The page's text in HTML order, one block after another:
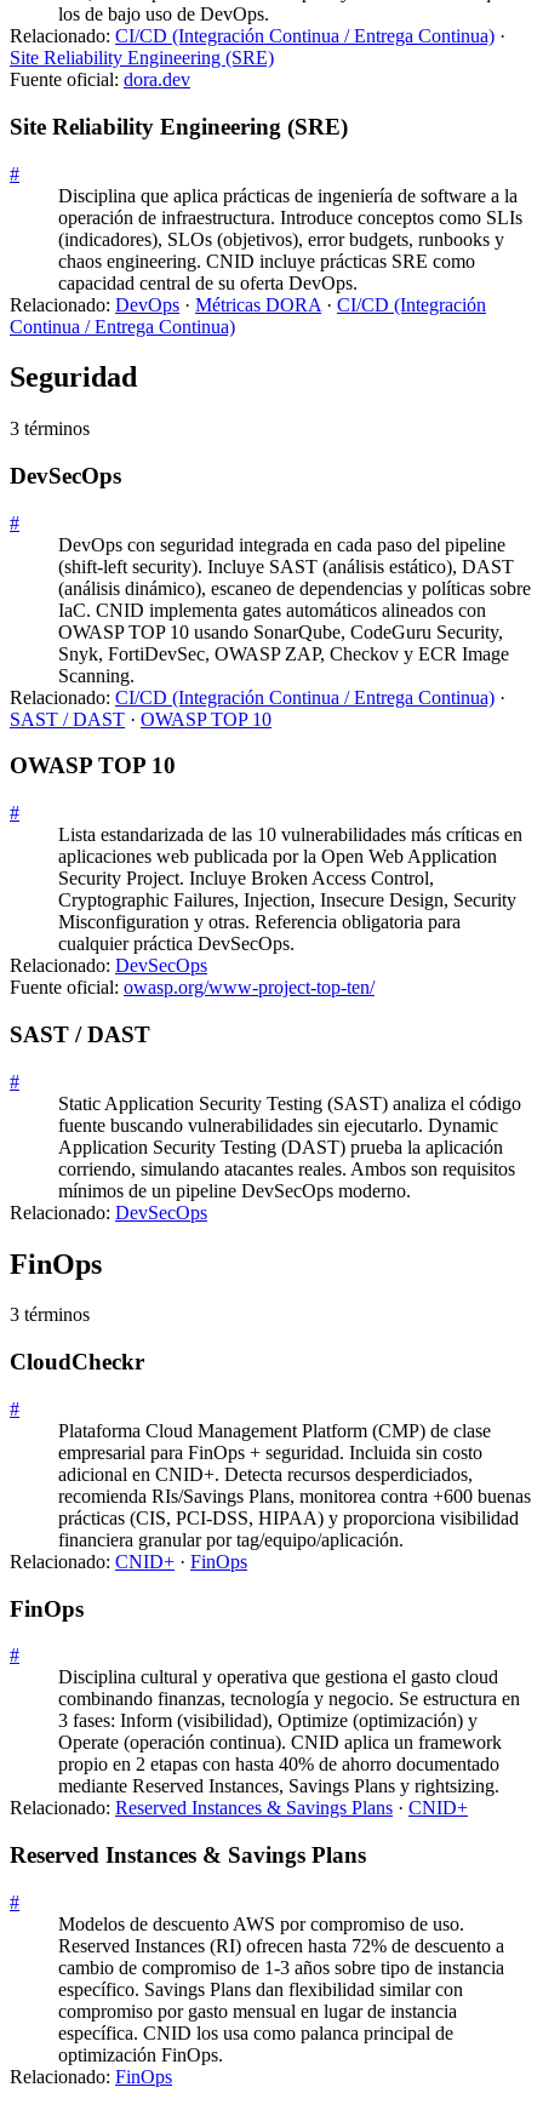
los de bajo uso de DevOps.
Relacionado: CI/CD (Integración Continua / Entrega Continua) ·
Site Reliability Engineering (SRE)
Fuente oficial: dora.dev
Site Reliability Engineering (SRE)
#
Disciplina que aplica prácticas de ingeniería de software a la
operación de infraestructura. Introduce conceptos como SLIs
(indicadores), SLOs (objetivos), error budgets, runbooks y
chaos engineering. CNID incluye prácticas SRE como
capacidad central de su oferta DevOps.
Relacionado: DevOps · Métricas DORA · CI/CD (Integración
Continua / Entrega Continua)
Seguridad
3 términos
DevSecOps
#
DevOps con seguridad integrada en cada paso del pipeline
(shift-left security). Incluye SAST (análisis estático), DAST
(análisis dinámico), escaneo de dependencias y políticas sobre
IaC. CNID implementa gates automáticos alineados con
OWASP TOP 10 usando SonarQube, CodeGuru Security,
Snyk, FortiDevSec, OWASP ZAP, Checkov y ECR Image
Scanning.
Relacionado: CI/CD (Integración Continua / Entrega Continua) ·
SAST / DAST · OWASP TOP 10
OWASP TOP 10
#
Lista estandarizada de las 10 vulnerabilidades más críticas en
aplicaciones web publicada por la Open Web Application
Security Project. Incluye Broken Access Control,
Cryptographic Failures, Injection, Insecure Design, Security
Misconfiguration y otras. Referencia obligatoria para
cualquier práctica DevSecOps.
Relacionado: DevSecOps
Fuente oficial: owasp.org/www-project-top-ten/
SAST / DAST
#
Static Application Security Testing (SAST) analiza el código
fuente buscando vulnerabilidades sin ejecutarlo. Dynamic
Application Security Testing (DAST) prueba la aplicación
corriendo, simulando atacantes reales. Ambos son requisitos
mínimos de un pipeline DevSecOps moderno.
Relacionado: DevSecOps
FinOps
3 términos
CloudCheckr
#
Plataforma Cloud Management Platform (CMP) de clase
empresarial para FinOps + seguridad. Incluida sin costo
adicional en CNID+. Detecta recursos desperdiciados,
recomienda RIs/Savings Plans, monitorea contra +600 buenas
prácticas (CIS, PCI-DSS, HIPAA) y proporciona visibilidad
financiera granular por tag/equipo/aplicación.
Relacionado: CNID+ · FinOps
FinOps
#
Disciplina cultural y operativa que gestiona el gasto cloud
combinando finanzas, tecnología y negocio. Se estructura en
3 fases: Inform (visibilidad), Optimize (optimización) y
Operate (operación continua). CNID aplica un framework
propio en 2 etapas con hasta 40% de ahorro documentado
mediante Reserved Instances, Savings Plans y rightsizing.
Relacionado: Reserved Instances & Savings Plans · CNID+
Reserved Instances & Savings Plans
#
Modelos de descuento AWS por compromiso de uso.
Reserved Instances (RI) ofrecen hasta 72% de descuento a
cambio de compromiso de 1-3 años sobre tipo de instancia
específico. Savings Plans dan flexibilidad similar con
compromiso por gasto mensual en lugar de instancia
específica. CNID los usa como palanca principal de
optimización FinOps.
Relacionado: FinOps